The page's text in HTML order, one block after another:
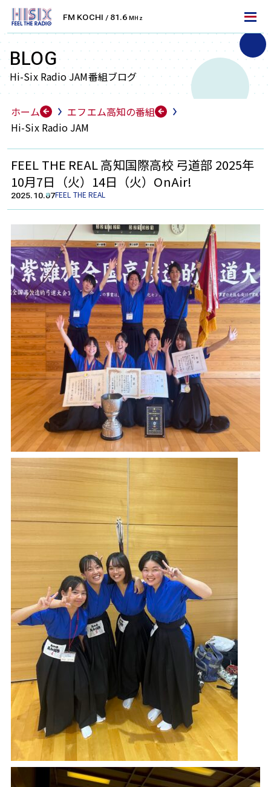
FM KOCHI / 81.6 MHz
BLOG
Hi-Six Radio JAM番組ブログ
ホーム
エフエム高知の番組
Hi-Six Radio JAM
FEEL THE REAL 高知国際高校 弓道部 2025年
10月7日（火）14日（火）OnAir!
2025.10.07FEEL THE REAL
LET'S TUNE IN!
エフエム高知を聴くには
FM周波数で聴く
FMラジオ
エフエム高知は、高知県を中心としたエリアにFM放
送をお届けしております。
ラジオ受信機・カーラジオなどで無料でお聴きいただ
けます。お住まいのエリアの周波数に合わせて、より
クリアに放送をお楽しみください。
高知 KOCHI
81.6
安芸 AKI
79.9 MHz
須崎 SUSAKI
82.7 MHz
窪川 KUBOKAWA
80.6 MHz
中村 NAKAMURA
78.5 MHz
宿毛 SUKUMO
81.3 MHz
radikoで聴く
スマホ PC タブレット
高知県内にいる方は無料で、高知県外にいる方は
radikoプレミアム（有料）へ入会いただくことでお楽
しみいただけます。
さらに、タイムフリー機能で過去一週間分の番組を聴
くこともできます。
radikoアプリダウンロードはこちら
今すぐ聴きたい方はこちら
radiko ブラウザ版
Podcastで聴く
スマホ PC タブレット
無料で聴ける音声コンテンツを配信しています。端
末にダウンロードしておけばオフラインでも聴くこと
ができ、通信料を気にせずにお楽しみいただけます。
Podcastアプリダウンロードはこちら